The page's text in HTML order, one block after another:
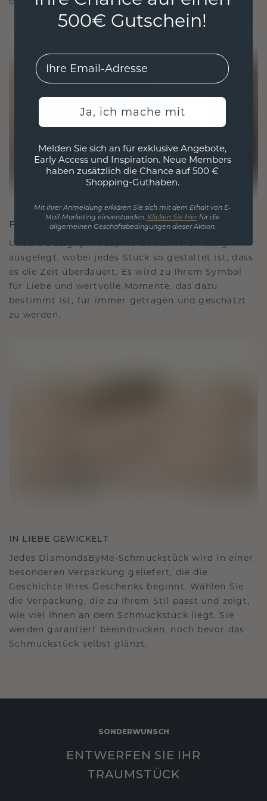
FÜR VERBINDUNGEN GESCHAFFEN
Unsere Designphilosophie ist auf Verbindung
ausgelegt, wobei jedes Stück so gestaltet ist, dass
es die Zeit überdauert. Es wird zu Ihrem Symbol
für Liebe und wertvolle Momente, das dazu
bestimmt ist, für immer getragen und geschätzt
zu werden.
IN LIEBE GEWICKELT
Jedes DiamondsByMe-Schmuckstück wird in einer
besonderen Verpackung geliefert, die die
Geschichte Ihres Geschenks beginnt. Wählen Sie
die Verpackung, die zu Ihrem Stil passt und zeigt,
wie viel Ihnen an dem Schmuckstück liegt. Sie
werden garantiert beeindrucken, noch bevor das
Schmuckstück selbst glänzt.
SONDERWUNSCH
ENTWERFEN SIE IHR
TRAUMSTÜCK
500€ Gutschein!
EMail
Ja, ich mache mit
Melden Sie sich an für exklusive Angebote,
Early Access und Inspiration. Neue Members
haben zusätzlich die Chance auf 500 €
Shopping-Guthaben.
Mit Ihrer Anmeldung erklären Sie sich mit dem Erhalt von E-
Mail-Marketing einverstanden. Klicken Sie hierfür die
allgemeinen Geschäftsbedingungen dieser Aktion.